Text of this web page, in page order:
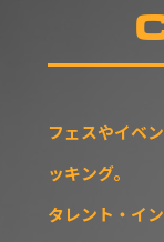
フェスやイベ
ッキング。
タレント・イ